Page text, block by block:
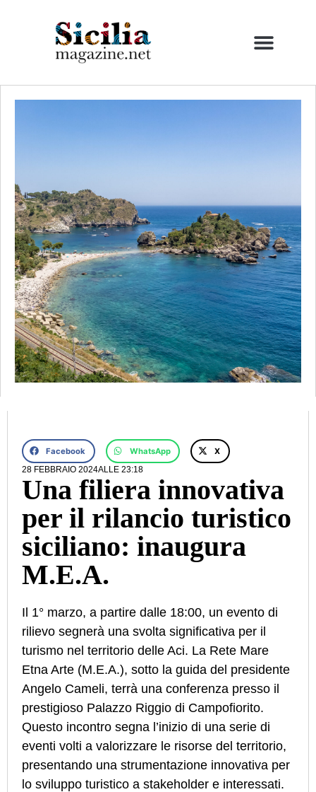
Facebook WhatsApp
X
28 FEBBRAIO 2024ALLE 23:18
Una filiera innovativa
per il rilancio turistico
siciliano: inaugura
M.E.A.
Il 1° marzo, a partire dalle 18:00, un evento di
rilievo segnerà una svolta significativa per il
turismo nel territorio delle Aci. La Rete Mare
Etna Arte (M.E.A.), sotto la guida del presidente
Angelo Cameli, terrà una conferenza presso il
prestigioso Palazzo Riggio di Campofiorito.
Questo incontro segna l’inizio di una serie di
eventi volti a valorizzare le risorse del territorio,
presentando una strumentazione innovativa per
lo sviluppo turistico a stakeholder e interessati.